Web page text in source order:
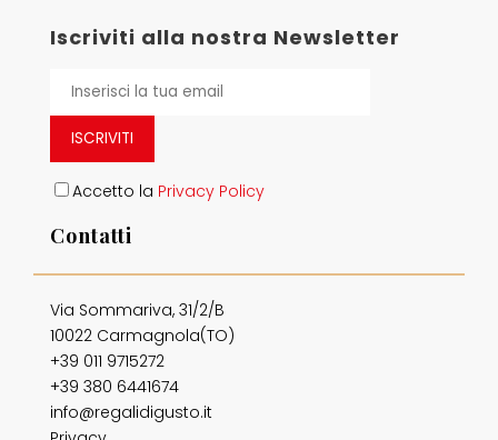
Iscriviti alla nostra Newsletter
ISCRIVITI
Accetto la Privacy Policy
Contatti
Via Sommariva, 31/2/B
10022 Carmagnola(TO)
+39 011 9715272
+39 380 6441674
info@regalidigusto.it